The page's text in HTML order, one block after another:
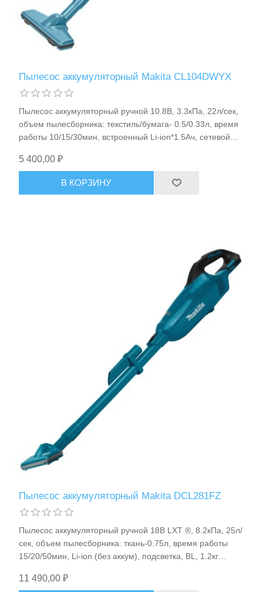
Пылесос аккумуляторный Makita CL104DWYX
Пылесос аккумуляторный ручной 10.8В, 3.3кПа, 22л/сек,
объем пылесборника: текстиль/бумага- 0.5/0.33л, время
работы 10/15/30мин, встроенный Li-ion*1.5Aч, сетевой
5 400,00 ₽
В КОРЗИНУ
Пылесос аккумуляторный Makita DCL281FZ
Пылесос аккумуляторный ручной 18В LXT ®, 8.2кПа, 25л/
сек, объем пылесборника: ткань-0.75л, время работы
15/20/50мин, Li-ion (без аккум), подсветка, BL, 1.2кг
11 490,00 ₽